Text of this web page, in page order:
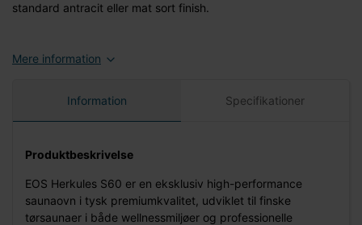
standard antracit eller mat sort finish.
Mere information
Information Specifikationer
Produktbeskrivelse
EOS Herkules S60 er en eksklusiv high-performance
saunaovn i tysk premiumkvalitet, udviklet til finske
tørsaunaer i både wellnessmiljøer og professionelle